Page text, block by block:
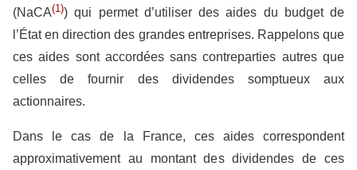
(NaCA(1)) qui permet d’utiliser des aides du budget de
l’État en direction des grandes entreprises. Rappelons que
ces aides sont accordées sans contreparties autres que
celles de fournir des dividendes somptueux aux
actionnaires.
Dans le cas de la France, ces aides correspondent
approximativement au montant des dividendes de ces